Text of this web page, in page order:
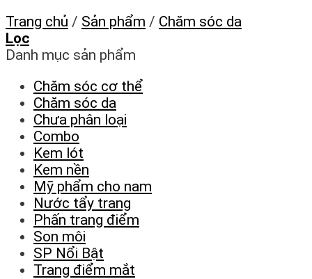
Trang chủ / Sản phẩm / Chăm sóc da
Lọc
Danh mục sản phẩm
Chăm sóc cơ thể
Chăm sóc da
Chưa phân loại
Combo
Kem lót
Kem nền
Mỹ phẩm cho nam
Nước tẩy trang
Phấn trang điểm
Son môi
SP Nổi Bật
Trang điểm mắt